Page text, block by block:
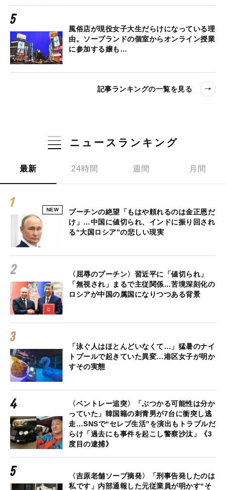
風俗店が現役女子大生だらけになっている理
由。ソープランドの個室からオンライン授業
に参加する嬢も…
記事ランキングの一覧を見る
ニュースランキング
最新 24時間 週間 月間
NEW
プーチンの絶望「もはや頼れるのは金正恩だ
け」…中国に値切られ、インドに振り回され
る“大国ロシア”の悲しい現実
〈屈辱のプーチン〉習近平に「値切られ」
「無視され」まるで主従関係…苦境深刻化の
ロシアが中国の属国になりつつある背景
「泳ぐ人はほとんどいなくて…」猛暑のナイ
トプールで起きていた異変…港区女子が明か
すその実態
〈ベントレー追突〉「ぶつかる可能性は分か
っていた」韓国籍の刺青男が7台に衝突し逃
走…SNSで“セレブ生活”を演出もトラブルだ
らけ「過去にも事件を起こし警察沙汰」《3
度目の逮捕》
〈吉原老舗ソープ摘発〉「刑事告発したのは
私です」内部通報した元従業員が明かす“そ